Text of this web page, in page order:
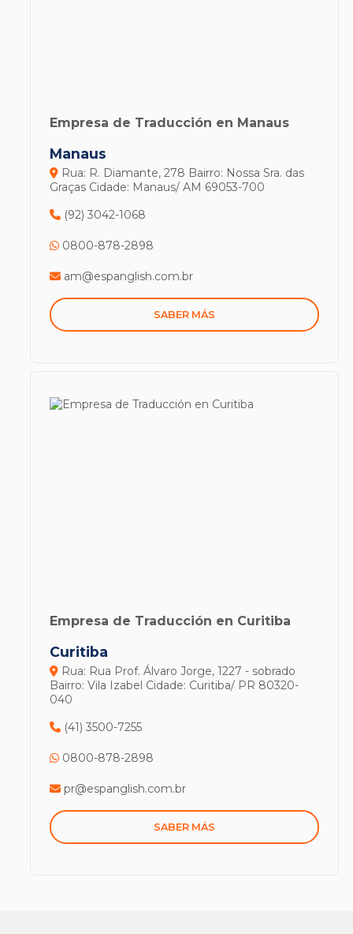
Empresa de Traducción en Manaus
Manaus
Rua: R. Diamante, 278 Bairro: Nossa Sra. das
Graças Cidade: Manaus/ AM 69053-700
(92) 3042-1068
0800-878-2898
am@espanglish.com.br
SABER MÁS
Empresa de Traducción en Curitiba
Curitiba
Rua: Rua Prof. Álvaro Jorge, 1227 - sobrado
Bairro: Vila Izabel Cidade: Curitiba/ PR 80320-
040
(41) 3500-7255
0800-878-2898
pr@espanglish.com.br
SABER MÁS